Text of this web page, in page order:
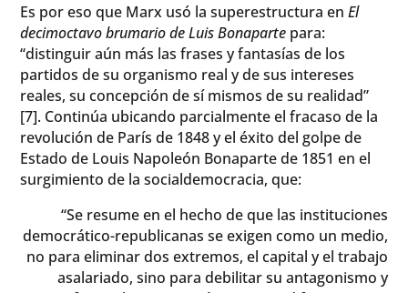
Es por eso que Marx usó la superestructura enEl
decimoctavo brumario de Luis Bonaparte para:
“distinguir aún más las frases y fantasías de los
partidos de su organismo real y de sus intereses
reales, su concepción de sí mismos de su realidad”
[7]. Continúa ubicando parcialmente el fracaso de la
revolución de París de 1848 y el éxito del golpe de
Estado de Louis Napoleón Bonaparte de 1851 en el
surgimiento de la socialdemocracia, que:
“Se resume en el hecho de que las instituciones
democrático-republicanas se exigen como un medio,
no para eliminar dos extremos, el capital y el trabajo
asalariado, sino para debilitar su antagonismo y